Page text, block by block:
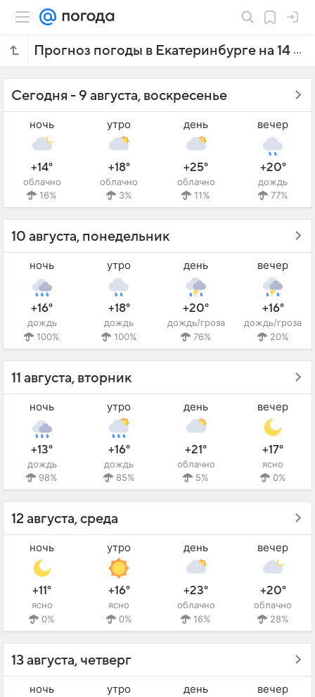
Прогноз погоды в Екатеринбурге на 14 дней
Сегодня - 9 августа, воскресенье
ночь
+14°
облачно
16%
утро
+18°
облачно
3%
день
+25°
облачно
11%
вечер
+20°
дождь
77%
10 августа, понедельник
ночь
+16°
дождь
100%
утро
+18°
дождь
100%
день
+20°
дождь/гроза
76%
вечер
+16°
дождь/гроза
20%
11 августа, вторник
ночь
+13°
дождь
98%
утро
+16°
дождь
85%
день
+21°
облачно
5%
вечер
+17°
ясно
0%
12 августа, среда
ночь
+11°
ясно
0%
утро
+16°
ясно
0%
день
+23°
облачно
16%
вечер
+20°
облачно
28%
13 августа, четверг
ночь утро день вечер